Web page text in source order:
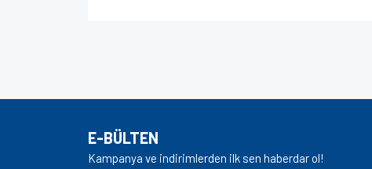
Ürün resmi kalitesiz, bozuk veya görüntülenemiyor.
Ürün bilgilerinde hatalar bulunuyor.
E-BÜLTEN
Kampanya ve indirimlerden ilk sen haberdar ol!